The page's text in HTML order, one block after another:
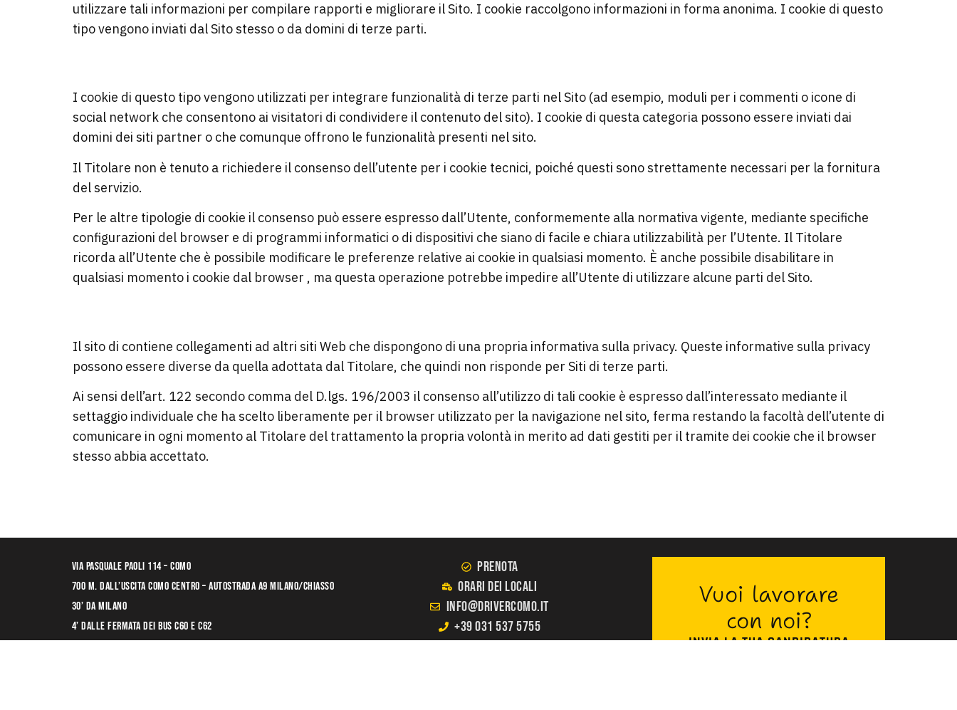
utilizzare tali informazioni per compilare rapporti e migliorare il Sito. I cookie raccolgono informazioni in forma anonima. I cookie di questo
tipo vengono inviati dal Sito stesso o da domini di terze parti.
I cookie di questo tipo vengono utilizzati per integrare funzionalità di terze parti nel Sito (ad esempio, moduli per i commenti o icone di
social network che consentono ai visitatori di condividere il contenuto del sito). I cookie di questa categoria possono essere inviati dai
domini dei siti partner o che comunque offrono le funzionalità presenti nel sito.
Il Titolare non è tenuto a richiedere il consenso dell’utente per i cookie tecnici, poiché questi sono strettamente necessari per la fornitura
del servizio.
Per le altre tipologie di cookie il consenso può essere espresso dall’Utente, conformemente alla normativa vigente, mediante specifiche
configurazioni del browser e di programmi informatici o di dispositivi che siano di facile e chiara utilizzabilità per l’Utente. Il Titolare
ricorda all’Utente che è possibile modificare le preferenze relative ai cookie in qualsiasi momento. È anche possibile disabilitare in
qualsiasi momento i cookie dal browser , ma questa operazione potrebbe impedire all’Utente di utilizzare alcune parti del Sito.
Il sito di contiene collegamenti ad altri siti Web che dispongono di una propria informativa sulla privacy. Queste informative sulla privacy
possono essere diverse da quella adottata dal Titolare, che quindi non risponde per Siti di terze parti.
Ai sensi dell’art. 122 secondo comma del D.lgs. 196/2003 il consenso all’utilizzo di tali cookie è espresso dall’interessato mediante il
settaggio individuale che ha scelto liberamente per il browser utilizzato per la navigazione nel sito, ferma restando la facoltà dell’utente di
comunicare in ogni momento al Titolare del trattamento la propria volontà in merito ad dati gestiti per il tramite dei cookie che il browser
stesso abbia accettato.
Via Pasquale Paoli 114 – Como
700 m. dall’uscita COMO CENTRO – Autostrada A9 Milano/Chiasso
30’ da Milano
4’ dalle fermata dei bus C60 e C62
PRENOTA
ORARI DEI LOCALI
info@drivercomo.it
+39 031 537 5755
Vuoi lavorare
con noi?
INVIA LA TUA CANDIDATURA